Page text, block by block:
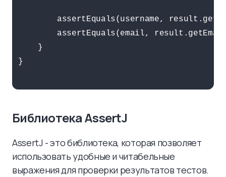
assertEquals(username,
assertEquals(email,
    }
}
Библиотека AssertJ
AssertJ - это библиотека, которая позволяет
использовать удобные и читабельные
выражения для проверки результатов тестов.